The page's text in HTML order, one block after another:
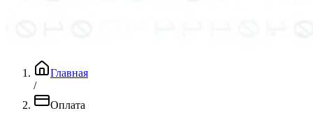
Главная
/
Оплата